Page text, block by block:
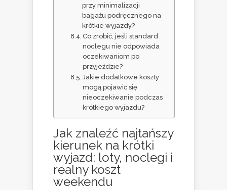
przy minimalizacji
bagażu podręcznego na
krótkie wyjazdy?
Co zrobić, jeśli standard
noclegu nie odpowiada
oczekiwaniom po
przyjeździe?
Jakie dodatkowe koszty
mogą pojawić się
nieoczekiwanie podczas
krótkiego wyjazdu?
Jak znaleźć najtańszy
kierunek na krótki
wyjazd: loty, noclegi i
realny koszt
weekendu